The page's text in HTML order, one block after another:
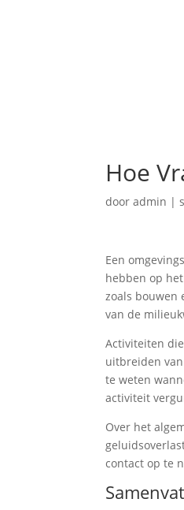
Hoe
dooradmin |
Een
hebben op
zoals bouwen
van de
Activiteiten
uitbreiden
te weten
activiteit
Over het
contact op te